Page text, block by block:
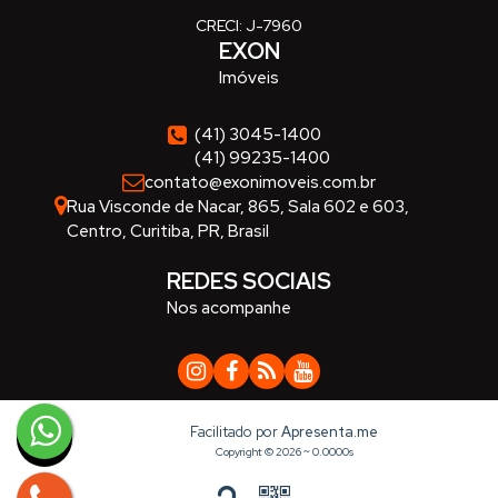
CRECI: J-7960
EXON
Imóveis
(41) 3045-1400
(41) 99235-1400
contato@exonimoveis.com.br
Rua Visconde de Nacar, 865, Sala 602 e 603,
Centro, Curitiba, PR, Brasil
REDES SOCIAIS
Nos acompanhe
Facilitado porApresenta.me
Copyright © 2026 ~ 0.0000s